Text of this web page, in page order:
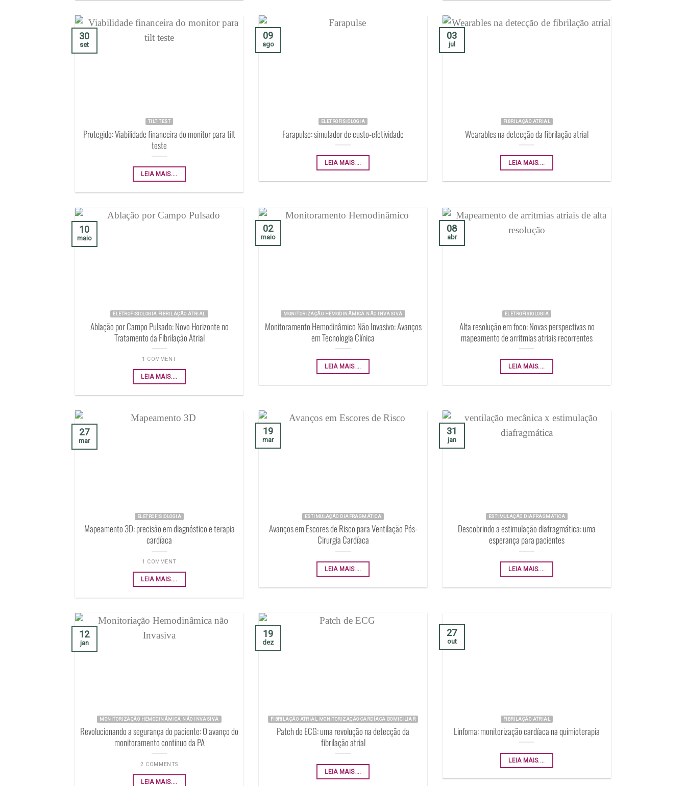
TILT TEST
Protegido: Viabilidade financeira do monitor para tilt
teste
LEIA MAIS....
30
set
ELETROFISIOLOGIA
Farapulse: simulador de custo-efetividade
LEIA MAIS....
09
ago
FIBRILAÇÃO ATRIAL
Wearables na detecção da fibrilação atrial
LEIA MAIS....
03
jul
ELETROFISIOLOGIA FIBRILAÇÃO ATRIAL
Ablação por Campo Pulsado: Novo Horizonte no
Tratamento da Fibrilação Atrial
1 COMMENT
LEIA MAIS....
10
maio
MONITORIZAÇÃO HEMODINÂMICA NÃO INVASIVA
Monitoramento Hemodinâmico Não Invasivo: Avanços
em Tecnologia Clínica
LEIA MAIS....
02
maio
ELETROFISIOLOGIA
Alta resolução em foco: Novas perspectivas no
mapeamento de arritmias atriais recorrentes
LEIA MAIS....
08
abr
ELETROFISIOLOGIA
Mapeamento 3D: precisão em diagnóstico e terapia
cardíaca
1 COMMENT
LEIA MAIS....
27
mar
ESTIMULAÇÃO DIAFRAGMÁTICA
Avanços em Escores de Risco para Ventilação Pós-
Cirurgia Cardíaca
LEIA MAIS....
19
mar
ESTIMULAÇÃO DIAFRAGMÁTICA
Descobrindo a estimulação diafragmática: uma
esperança para pacientes
LEIA MAIS....
31
jan
MONITORIZAÇÃO HEMODINÂMICA NÃO INVASIVA
Revolucionando a segurança do paciente: O avanço do
monitoramento contínuo da PA
2 COMMENTS
LEIA MAIS....
12
jan
FIBRILAÇÃO ATRIAL MONITORIZAÇÃO CARDÍACA DOMICILIAR
Patch de ECG: uma revolução na detecção da
fibrilação atrial
LEIA MAIS....
19
dez
FIBRILAÇÃO ATRIAL
Linfoma: monitorização cardíaca na quimioterapia
LEIA MAIS....
27
out